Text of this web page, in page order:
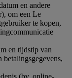
en andere
om een Le
te kopen,
en tijdstip van
betalingsgegevens,
(bv. online-